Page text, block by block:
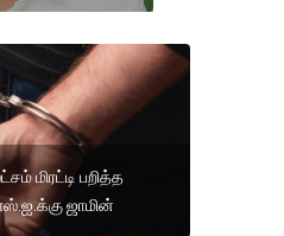
மிரட்டி பறித்த
ஜாமின்